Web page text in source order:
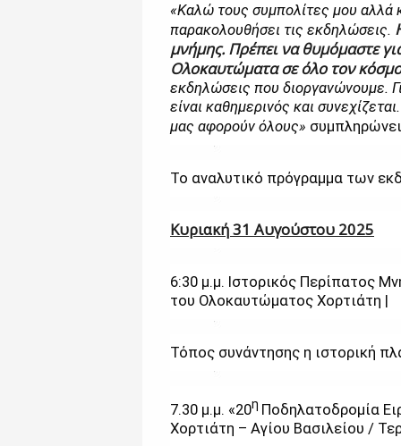
«Καλώ τους συμπολίτες μου αλλά
παρακολουθήσει τις εκδηλώσεις.
μνήμης. Πρέπει να θυμόμαστε
Ολοκαυτώματα σε όλο τον
εκδηλώσεις που διοργανώνουμε.
είναι καθημερινός και
μας αφορούν όλους»
Το αναλυτικό πρόγραμμα των
Κυριακή 31 Αυγούστου 2025
6:30 μ.μ. Ιστορικός Περίπατος
του Ολοκαυτώματος Χορτιάτη |
Τόπος συνάντησης η ιστορική
7.30 μ.μ. «20η Ποδηλατοδρομία
Χορτιάτη – Αγίου Βασιλείου /